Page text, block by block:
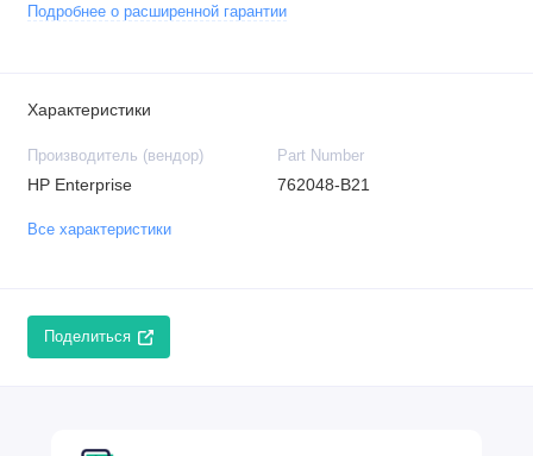
Подробнее о расширенной гарантии
Характеристики
Производитель (вендор)
HP Enterprise
Part Number
762048-B21
Все характеристики
Поделиться